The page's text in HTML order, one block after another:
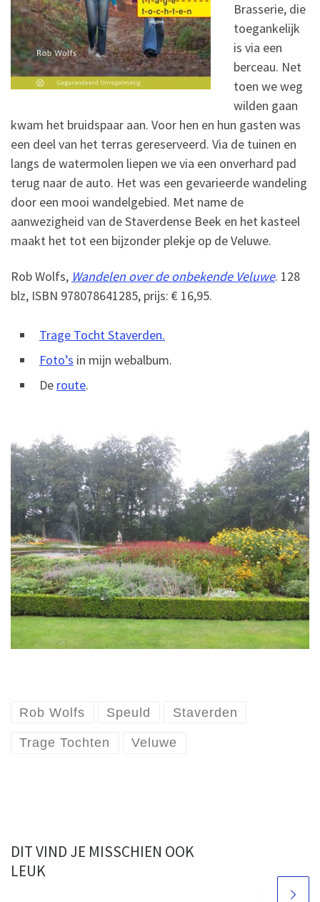
Brasserie, die
toegankelijk
is via een
berceau. Net
toen we weg
wilden gaan
kwam het bruidspaar aan. Voor hen en hun gasten was
een deel van het terras gereserveerd. Via de tuinen en
langs de watermolen liepen we via een onverhard pad
terug naar de auto. Het was een gevarieerde wandeling
door een mooi wandelgebied. Met name de
aanwezigheid van de Staverdense Beek en het kasteel
maakt het tot een bijzonder plekje op de Veluwe.
Rob Wolfs, Wandelen over de onbekende Veluwe. 128
blz, ISBN 978078641285, prijs: € 16,95.
Trage Tocht Staverden.
Foto’s in mijn webalbum.
De route.
Rob Wolfs Speuld Staverden
Trage Tochten Veluwe
DIT VIND JE MISSCHIEN OOK
LEUK